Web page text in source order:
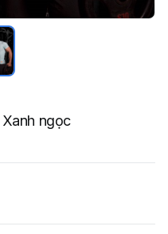
ngọc